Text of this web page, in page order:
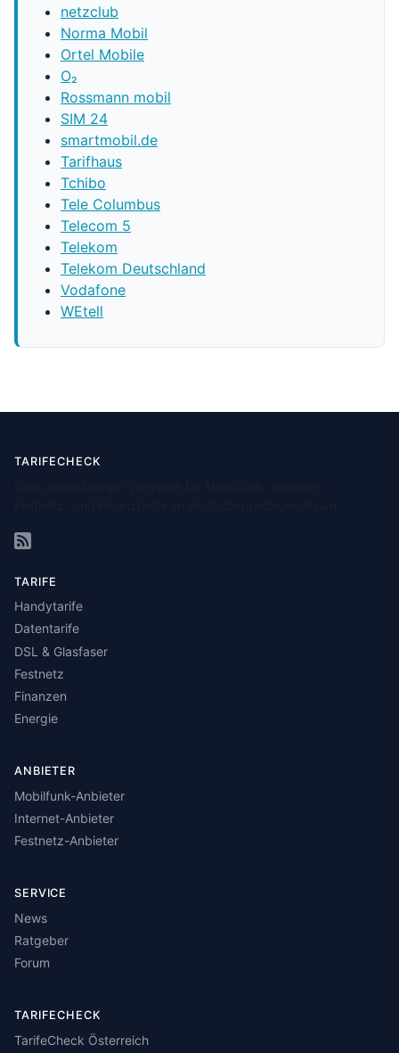
netzclub
Norma Mobil
Ortel Mobile
O₂
Rossmann mobil
SIM 24
smartmobil.de
Tarifhaus
Tchibo
Tele Columbus
Telecom 5
Telekom
Telekom Deutschland
Vodafone
WEtell
TARIFECHECK
TARIFE
Handytarife
Datentarife
DSL & Glasfaser
Festnetz
Finanzen
Energie
ANBIETER
Mobilfunk-Anbieter
Internet-Anbieter
Festnetz-Anbieter
SERVICE
News
Ratgeber
Forum
TARIFECHECK
TarifeCheck Österreich